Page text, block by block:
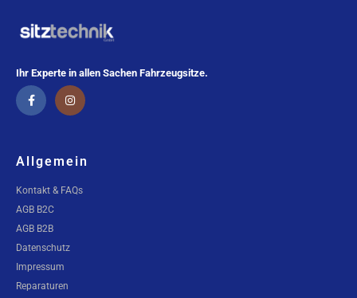
Ihr Experte in allen Sachen Fahrzeugsitze.
Allgemein
Kontakt & FAQs
AGB B2C
AGB B2B
Datenschutz
Impressum
Reparaturen